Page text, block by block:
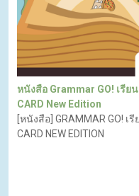
หนังสือ Grammar GO! เรีย
CARD New Edition
[หนังสือ] GRAMMAR GO! เ
CARD NEW EDITION